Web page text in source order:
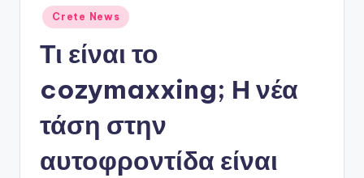
o
Αναρτήθηκε
σε
Crete News
Τι είναι το
cozymaxxing; Η νέα
τάση στην
αυτοφροντίδα είναι